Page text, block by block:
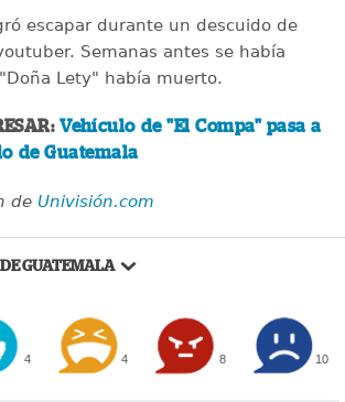
escapar durante un descuido de
Semanas antes se había
Lety" había muerto.
Vehículo de "El Compa" pasa a
de Guatemala
de Univisión.com
GUATEMALA
4 4 8 10